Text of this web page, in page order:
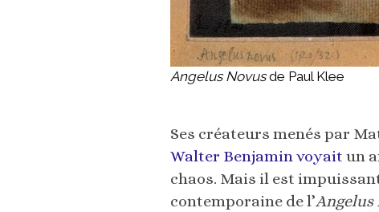
Angelus Novusde Paul Klee
Ses créateurs menés par
Walter Benjamin voyait un
chaos. Mais il est
contemporaine de l’Angelus